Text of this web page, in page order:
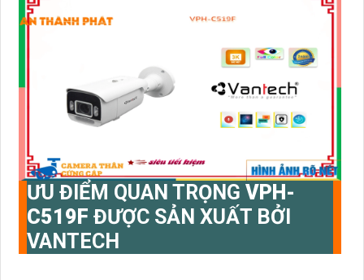
ƯU ĐIỂM QUAN TRỌNG VPH-
C519F ĐƯỢC SẢN XUẤT BỞI
VANTECH